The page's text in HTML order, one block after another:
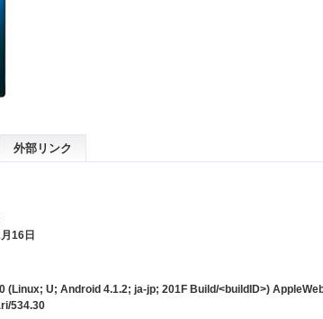
外部リンク
16日
(Linux; U; Android 4.1.2; ja-jp; 201F Build/<buildID>)
534.30